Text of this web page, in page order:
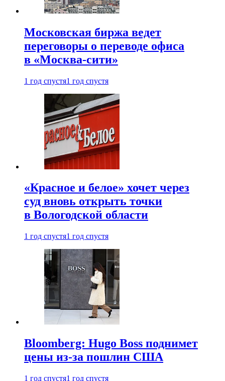
Московская биржа ведет
переговоры о переводе офиса
в «Москва-сити»
1 год спустя1 год спустя
«Красное и белое» хочет через
суд вновь открыть точки
в Вологодской области
1 год спустя1 год спустя
Bloomberg: Hugo Boss поднимет
цены из-за пошлин США
1 год спустя1 год спустя